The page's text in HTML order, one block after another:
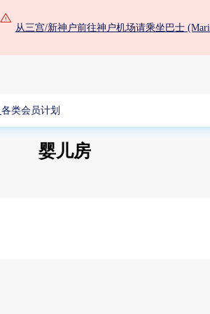
从三宫/新神户前往神户机场请乘坐巴士
各类会员计划
婴儿房